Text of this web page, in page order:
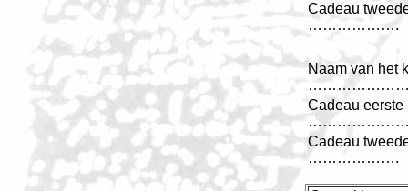
Cadeau
……………….
Naam van het
Cadeau eerste
Cadeau
……………….